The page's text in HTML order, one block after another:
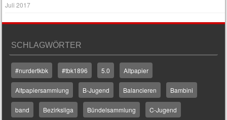
Juli 2017
SCHLAGWÖRTER
#nurdertkbk #tbk1896 5.0 Altpapier
Altpapiersammlung B-Jugend Balancieren Bambini
band Bezirksliga Bündelsammlung C-Jugend